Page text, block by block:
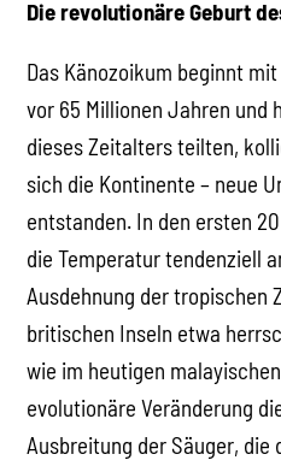
Die revolutionäre Geburt
Das Känozoikum beginnt
vor 65 Millionen Jahren und
dieses Zeitalters teilten,
sich die Kontinente – neue
entstanden. In den ersten
die Temperatur tendenziell
Ausdehnung der tropischen
britischen Inseln etwa
wie im heutigen
evolutionäre Veränderung
Ausbreitung der Säuger, die